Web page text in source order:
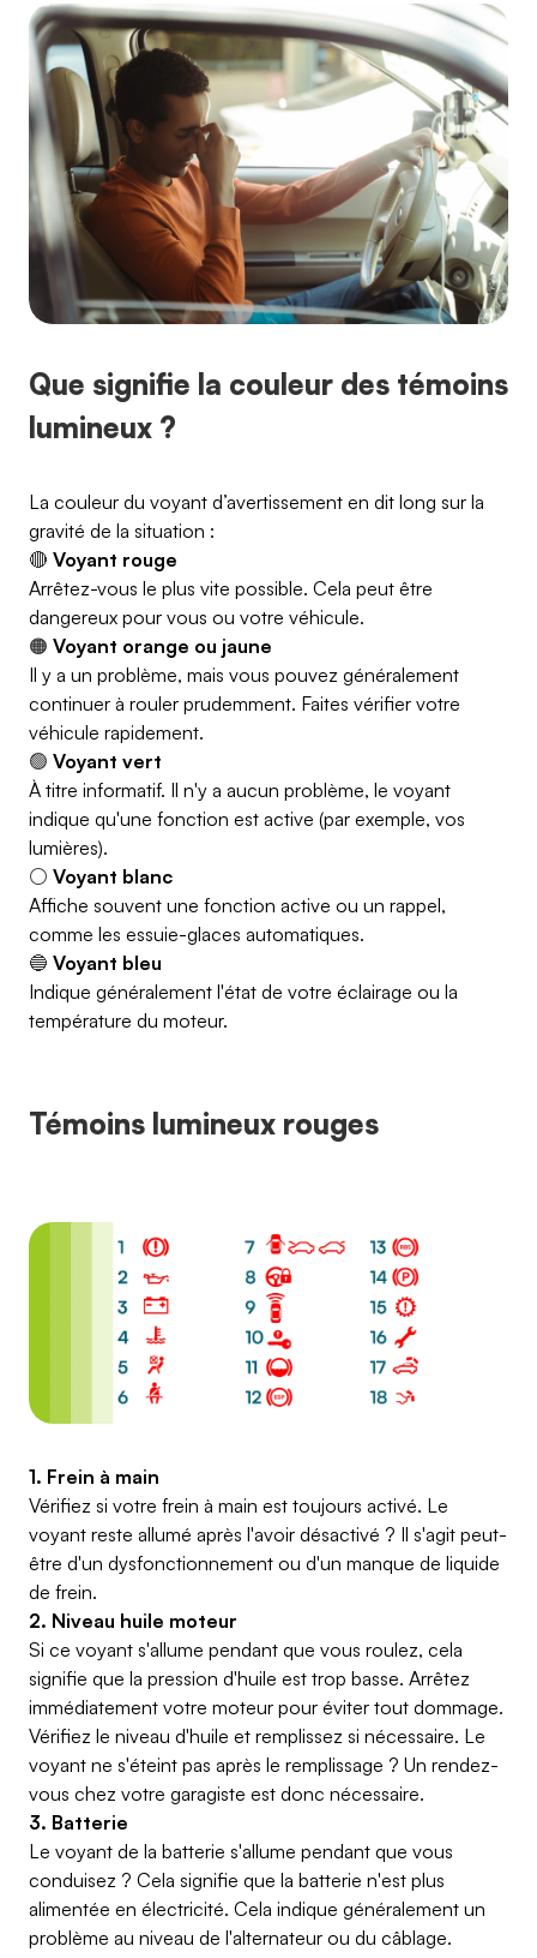
Que signifie la couleur des témoins
lumineux ?
La couleur du voyant d’avertissement en dit long sur la
gravité de la situation :
🔴 Voyant rouge
Arrêtez-vous le plus vite possible. Cela peut être
dangereux pour vous ou votre véhicule.
🟠 Voyant orange ou jaune
Il y a un problème, mais vous pouvez généralement
continuer à rouler prudemment. Faites vérifier votre
véhicule rapidement.
🟢 Voyant vert
À titre informatif. Il n'y a aucun problème, le voyant
indique qu'une fonction est active (par exemple, vos
lumières).
⚪ Voyant blanc
Affiche souvent une fonction active ou un rappel,
comme les essuie-glaces automatiques.
🔵 Voyant bleu
Indique généralement l'état de votre éclairage ou la
température du moteur.
Témoins lumineux rouges
1. Frein à main
Vérifiez si votre frein à main est toujours activé. Le
voyant reste allumé après l'avoir désactivé ? Il s'agit peut-
être d'un dysfonctionnement ou d'un manque de liquide
de frein.
2. Niveau huile moteur
Si ce voyant s'allume pendant que vous roulez, cela
signifie que la pression d'huile est trop basse. Arrêtez
immédiatement votre moteur pour éviter tout dommage.
Vérifiez le niveau d'huile et remplissez si nécessaire. Le
voyant ne s'éteint pas après le remplissage ? Un rendez-
vous chez votre garagiste est donc nécessaire.
3. Batterie
Le voyant de la batterie s'allume pendant que vous
conduisez ? Cela signifie que la batterie n'est plus
alimentée en électricité. Cela indique généralement un
problème au niveau de l'alternateur ou du câblage.